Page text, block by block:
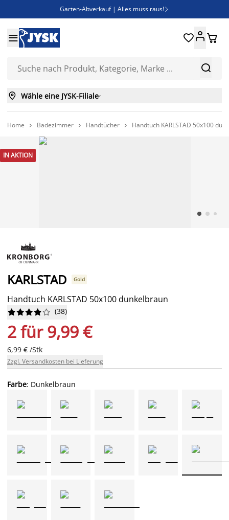
Garten-Abverkauf | Alles muss raus! 
Bist du Unternehmer? Entdecke JYSK-B2B
Esszimmerstuhl ADSLEV um nur 40€


 
 Wähle eine JYSK-Filiale
Home  Badezimmer  Handtücher  Handtuch KARLSTAD 50x100
IN AKTION
KARLSTAD Gold
Handtuch KARLSTAD 50x100 dunkelbraun





 (38)
2 für 9,99 €
6,99 € /Stk
Zzgl. Versandkosten bei Lieferung
Farbe: Dunkelbraun